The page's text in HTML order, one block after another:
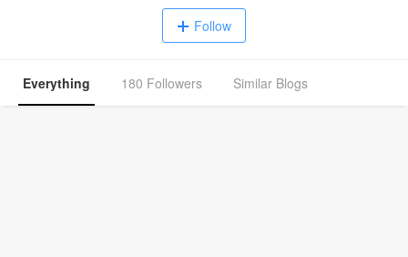
Follow
Everything 180 Followers Similar Blogs